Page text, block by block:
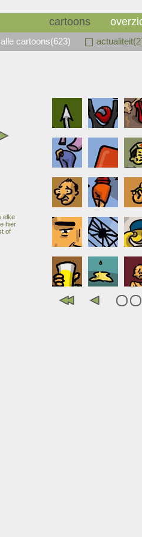
cartoons
alle cartoons(623)
elke
hier
of